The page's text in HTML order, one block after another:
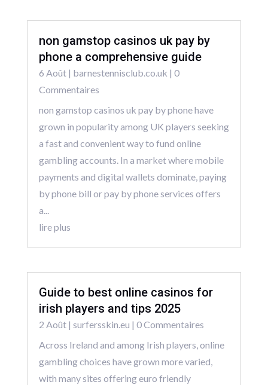
non gamstop casinos uk pay by
phone a comprehensive guide
6 Août| barnestennisclub.co.uk | 0
Commentaires
non gamstop casinos uk pay by phone have
grown in popularity among UK players seeking
a fast and convenient way to fund online
gambling accounts. In a market where mobile
payments and digital wallets dominate, paying
by phone bill or pay by phone services offers
a...
lire plus
Guide to best online casinos for
irish players and tips 2025
2 Août| surfersskin.eu | 0 Commentaires
Across Ireland and among Irish players, online
gambling choices have grown more varied,
with many sites offering euro friendly